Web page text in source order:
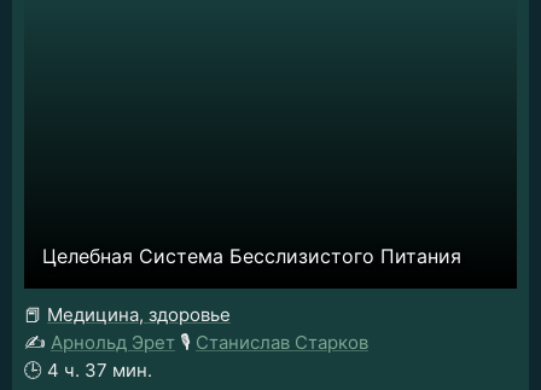
Целебная Система Бесслизистого Питания
📕 Медицина, здоровье
✍️ Арнольд Эрет 🎙️ Станислав Старков
🕒 4 ч. 37 мин.